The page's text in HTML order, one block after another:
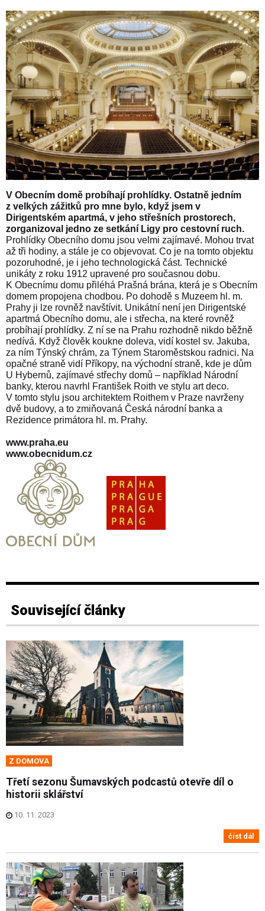
V Obecním domě probíhají prohlídky. Ostatně jedním
z velkých zážitků pro mne bylo, když jsem v
Dirigentském apartmá, v jeho střešních prostorech,
zorganizoval jedno ze setkání Ligy pro cestovní ruch.
Prohlídky Obecního domu jsou velmi zajímavé. Mohou trvat
až tři hodiny, a stále je co objevovat. Co je na tomto objektu
pozoruhodné, je i jeho technologická část. Technické
unikáty z roku 1912 upravené pro současnou dobu.
K Obecnímu domu přiléhá Prašná brána, která je s Obecním
domem propojena chodbou. Po dohodě s Muzeem hl. m.
Prahy ji lze rovněž navštívit. Unikátní není jen Dirigentské
apartmá Obecního domu, ale i střecha, na které rovněž
probíhají prohlídky. Z ní se na Prahu rozhodně nikdo běžně
nedívá. Když člověk koukne doleva, vidí kostel sv. Jakuba,
za ním Týnský chrám, za Týnem Staroměstskou radnici. Na
opačné straně vidí Příkopy, na východní straně, kde je dům
U Hybernů, zajímavé střechy domů – například Národní
banky, kterou navrhl František Roith ve stylu art deco.
V tomto stylu jsou architektem Roithem v Praze navrženy
dvě budovy, a to zmiňovaná Česká národní banka a
Rezidence primátora hl. m. Prahy.
www.praha.eu
www.obecnidum.cz
Související články
Z DOMOVA
Třetí sezonu Šumavských podcastů otevře díl o
historii sklářství
10. 11. 2023
číst dál